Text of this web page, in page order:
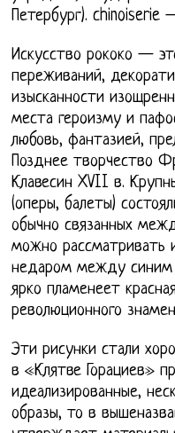
Петербург). chinoiserie
Искусство рококо —
переживаний,
изысканности
места героизму и
любовь, фантазией,
Позднее творчество
Клавесин XVII в.
(оперы, балеты)
обычно связанных
можно рассматривать
недаром между синим
ярко пламенеет
революционного
Эти рисунки стали
в «Клятве Горациев»
идеализированные,
образы, то в